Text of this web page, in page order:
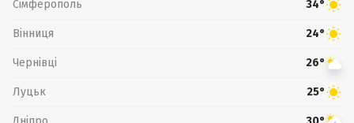
Сімферополь 34°
Вінниця 24°
Чернівці 26°
Луцьк 25°